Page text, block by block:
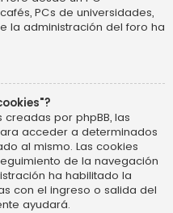
PCs de universidades,
la administración del foro ha
por phpBB, las
acceder a determinados
al mismo. Las cookies
de la navegación
ha habilitado la
con el ingreso o salida del
ayudará.